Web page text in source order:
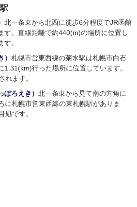
北一条東から北西に徒歩6分程度でJR函館
す。直線距離で約440(m)の場所に位置し
。
札幌市営東西線の菊水駅は札幌市白石
1.31(km)行った場所に位置しています。
れます。
ろえき） 北一条東から見て南の方角に
に札幌市営東西線の東札幌駅がありま
処です。